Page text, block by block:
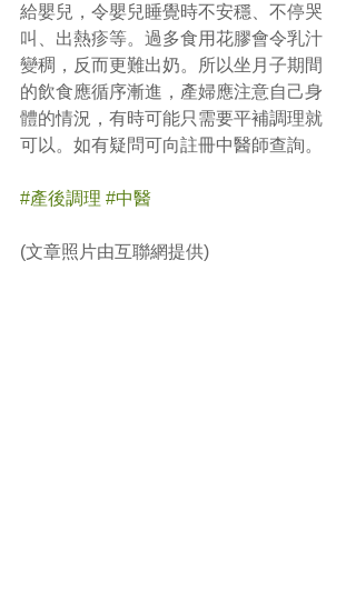
給嬰兒，令嬰兒睡覺時不安穩、不停哭
叫、出熱疹等。過多食用花膠會令乳汁
變稠，反而更難出奶。所以坐月子期間
的飲食應循序漸進，產婦應注意自己身
體的情況，有時可能只需要平補調理就
可以。如有疑問可向註冊中醫師查詢。
#產後調理 #中醫
(文章照片由互聯網提供)